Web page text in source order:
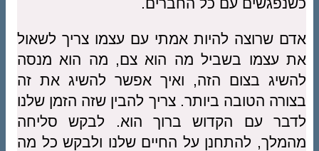
אדם שרוצה להיות אמתי עם עצמו צריך לשאול
את עצמו בשביל מה הוא צם, מה הוא מנסה
להשיג בצום הזה, ואיך אפשר להשיג את זה
בצורה הטובה ביותר. צריך להבין שזה הזמן שלנו
לדבר עם הקדוש ברוך הוא. לבקש סליחה
מהמלך, להתחנן על החיים שלנו ולבקש כל מה